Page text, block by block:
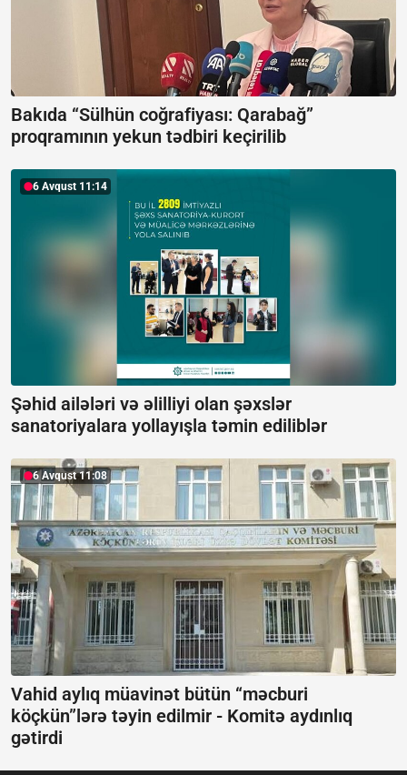
Bakıda “Sülhün coğrafiyası: Qarabağ”
proqramının yekun tədbiri keçirilib
6 Avqust 11:14
Şəhid ailələri və əlilliyi olan şəxslər
sanatoriyalara yollayışla təmin ediliblər
6 Avqust 11:08
Vahid aylıq müavinət bütün “məcburi
köçkün”lərə təyin edilmir - Komitə aydınlıq
gətirdi